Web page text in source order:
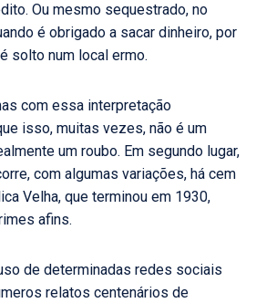
Ou mesmo sequestrado, no
é obrigado a sacar dinheiro, por
solto num local ermo.
com essa interpretação
isso, muitas vezes, não é um
um roubo. Em segundo lugar,
com algumas variações, há cem
Velha, que terminou em 1930,
afins.
de determinadas redes sociais
relatos centenários de